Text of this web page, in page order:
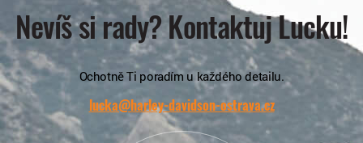
Nevíš si rady? Kontaktuj Lucku!
Ochotně Ti poradím u každého detailu.
lucka@harley-davidson-ostrava.cz